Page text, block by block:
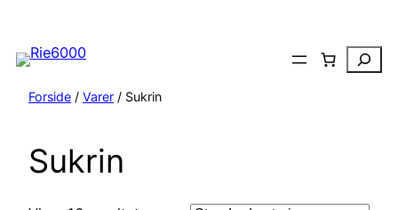
indhold
Search
Forside / Varer / Sukrin
Sukrin